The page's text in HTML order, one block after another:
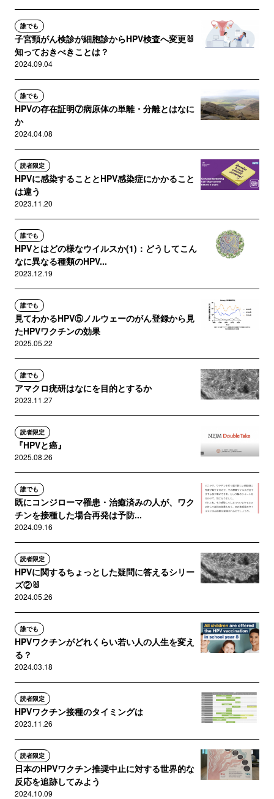
誰でも
子宮頸がん検診が細胞診からHPV検査へ変更🐰
知っておきべきことは？
2024.09.04
誰でも
HPVの存在証明⑦病原体の単離・分離とはなに
か
2024.04.08
読者限定
HPVに感染することとHPV感染症にかかること
は違う
2023.11.20
誰でも
HPVとはどの様なウイルスか(1)：どうしてこん
なに異なる種類のHPV...
2023.12.19
誰でも
見てわかるHPV⑤ノルウェーのがん登録から見
たHPVワクチンの効果
2025.05.22
誰でも
アマクロ疣研はなにを目的とするか
2023.11.27
読者限定
『HPVと癌』
2025.08.26
誰でも
既にコンジローマ罹患・治癒済みの人が、ワク
チンを接種した場合再発は予防...
2024.09.16
読者限定
HPVに関するちょっとした疑問に答えるシリー
ズ②🐰
2024.05.26
誰でも
HPVワクチンがどれくらい若い人の人生を変え
る？
2024.03.18
読者限定
HPVワクチン接種のタイミングは
2023.11.26
読者限定
日本のHPVワクチン推奨中止に対する世界的な
反応を追跡してみよう
2024.10.09